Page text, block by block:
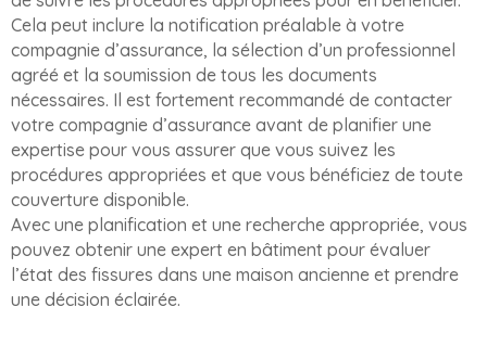
Cela peut inclure la notification préalable à votre
compagnie d’assurance, la sélection d’un professionnel
agréé et la soumission de tous les documents
nécessaires. Il est fortement recommandé de contacter
votre compagnie d’assurance avant de planifier une
expertise pour vous assurer que vous suivez les
procédures appropriées et que vous bénéficiez de toute
couverture disponible.
Avec une planification et une recherche appropriée, vous
pouvez obtenir une expert en bâtiment pour évaluer
l’état des fissures dans une maison ancienne et prendre
une décision éclairée.